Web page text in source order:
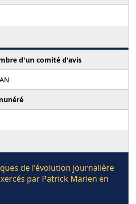
d'un comité d'avis
de l'évolution journalière
par Patrick Marien en